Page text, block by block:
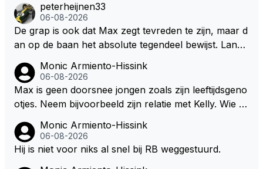
m/haar van zijn laatste zuurverdiende stuiver te ber
oven. De Staat heeft nooit ooit maar een stuiver in Z
andvoort willen investeren en dat zal ook nooit gebe
uren. Afdragen van BTW gelden en vergunningen bi
j dergelijke sportievefestiviteiten MOET je dan weer
wel afstaan, de parasiet.
peterheijnen33
06-08-2026
De grap is ook dat Max zegt tevreden te zijn, maar d
an op de baan het absolute tegendeel bewijst. Lando
dan eigenlijk niet echt zien. ;)
Monic Armiento-Hissink
06-08-2026
Max is geen doorsnee jongen zoals zijn leeftijdsgeno
otjes. Neem bijvoorbeeld zijn relatie met Kelly. Wie g
artjes ouder is en al een kleine heeft van een voorm
alig RB-lid op de leeftijd van 23 jaar? Hij doet dingen
Monic Armiento-Hissink
06-08-2026
Hij is niet voor niks al snel bij RB weggestuurd.